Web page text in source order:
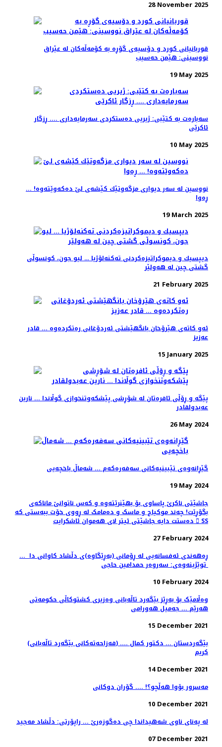
28 November 2025
قوربانیانی كورد و دۆسیەی گۆڕە بە كۆمەڵەكان لە عێراق
نووسینی: هێمن حەسیب
19 May 2025
سەبارەت بە کتێبی: ژیریی دەستکردی سەرمایەداری .... ڕزگار
ئاکرێی
10 May 2025
نووسین له‌ سه‌ر دیواری مزگه‌وتێك كێشه‌ی لێ ده‌كه‌وێته‌وه‌! ...
ڕەوا
19 March 2025
دیپسیك و ديموکراتیزەکردنی تەکنەلۆژیا … لیو جون، کونسوڵی
گشتی چین لە هەولێر
21 February 2025
ئه‌و كاته‌ى هێرۆخان بانگهێشتى ئه‌ردۆغانى ره‌تكرده‌وه‌ ... قادر
عەزیز
15 January 2025
پێگە و ڕۆڵی ئافرەتان لە شۆڕشی پێشکەوتنخوازی گوڵاندا ... نارین
عەبدولقادر
26 May 2024
گێڕانەوەی تێبینیەکانی سەفەرەکەم ... شەماڵ باخچەیی
19 May 2024
جاشێتی ناکرێ پاساوی بۆ بهێنرێتەوە و کەس ناتوانێ ماناکەی
بگۆڕێت! چەند موکیاج و ماسک و دەمامک لە ڕووی خۆت ببەستی کە
دەستت دایە جاشێتی ئیتر لای هەموان ئاشکرایت  SS
27 February 2024
ڕه‌هه‌ندی ئه‌فسانه‌یی له‌ ڕۆمانی (به‌ڕێگاوه‌)ی دڵشاد كاوانی دا ...
توێژینەوەى: سه‌روه‌ر حمدامین حاجی
10 February 2024
وەڵامێک بۆ بەڕێز بێگەرد تاڵەبانی وەزیری کشتوکاڵی حکومەتی
هەرێم ... جەمیل هەورامی
15 December 2021
(فەزاحەتەکانی بێگەرد تاڵەبانی) .... بێگەردستان ... دكتور كمال
كريم
14 December 2021
مەسرور بۆوا هەڵچو؟! .... گۆران دوکانی
10 December 2021
لە پەنای ناوی شەھیداندا چی دەگوزەرێ ... راپۆرتی: دڵشاد مه‌جید
07 December 2021